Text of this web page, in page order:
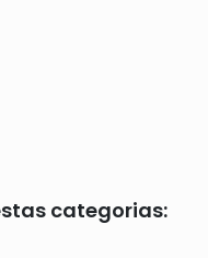
categorias: